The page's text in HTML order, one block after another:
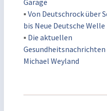
Garage
▪ Von Deutschrock über
bis Neue Deutsche Welle
▪ Die aktuellen
Michael Weyland